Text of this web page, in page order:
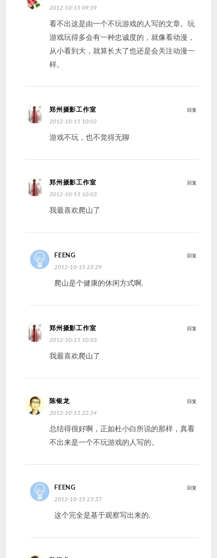
2012-10-15 09:39
看不出这是由一个不玩游戏的人写的文章。玩
游戏玩得多会有一种忠诚度的，就像看动漫，
从小看到大，就算长大了也还是会关注动漫一
样。
郑州摄影工作室
2012-10-15 10:02
游戏不玩，也不觉得无聊
回复
郑州摄影工作室
2012-10-15 10:03
我最喜欢爬山了
回复
FEENG
2012-10-15 23:29
爬山是个健康的休闲方式啊.
回复
郑州摄影工作室
2012-10-15 10:03
我最喜欢爬山了
回复
陈银龙
2012-10-15 22:24
总结得很好啊，正如杜小白所说的那样，真看
不出来是一个不玩游戏的人写的。
回复
FEENG
2012-10-15 23:37
这个完全是基于观察写出来的.
回复